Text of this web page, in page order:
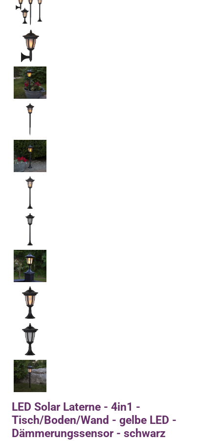
LED Solar Laterne - 4in1 -
Tisch/Boden/Wand - gelbe LED -
Dämmerungssensor - schwarz